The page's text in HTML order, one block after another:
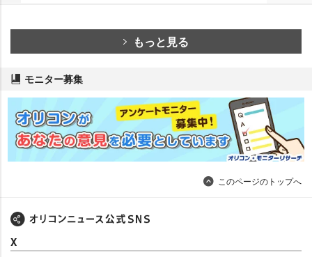
もっと見る
モニター募集
このページのトップへ
X